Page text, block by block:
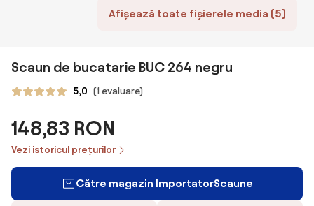
Afișează toate fișierele media (5)
Scaun de bucatarie BUC 264 negru
5,0 (1 evaluare)
148,83 RON
Vezi istoricul prețurilor
Către magazin ImportatorScaune